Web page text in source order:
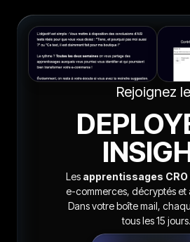
Rejoignez
Les apprentissages CRO
e-commerces, décryptés et
Dans votre boîte mail,
tous les 15 jours.